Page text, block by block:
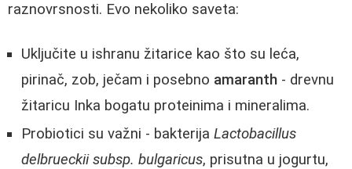
raznovrsnosti. Evo nekoliko saveta:
Uključite u ishranu žitarice kao što su leća,
pirinač, zob, ječam i posebno amaranth - drevnu
žitaricu Inka bogatu proteinima i mineralima.
Probiotici su važni - bakterija Lactobacillus
delbrueckii subsp. bulgaricus, prisutna u jogurtu,